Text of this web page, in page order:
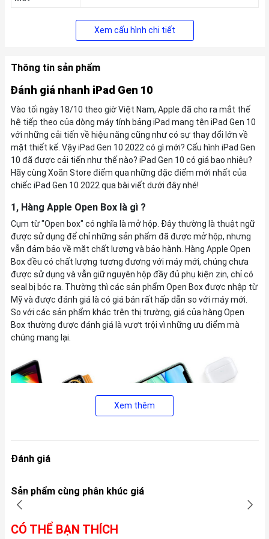
Xem cấu hình chi tiết
Thông tin sản phẩm
Đánh giá nhanh iPad Gen 10
Vào tối ngày 18/10 theo giờ Việt Nam, Apple đã cho ra mắt thế
hệ tiếp theo của dòng máy tính bảng iPad mang tên iPad Gen 10
với những cải tiến về hiệu năng cũng như có sự thay đổi lớn về
mặt thiết kế. Vậy iPad Gen 10 2022 có gì mới? Cấu hình iPad Gen
10 đã được cải tiến như thế nào? iPad Gen 10 có giá bao nhiêu?
Hãy cùng Xoăn Store điểm qua những đặc điểm mới nhất của
chiếc iPad Gen 10 2022 qua bài viết dưới đây nhé!
1, Hàng Apple Open Box là gì ?
Cụm từ "Open box" có nghĩa là mở hộp. Đây thường là thuật ngữ
được sử dụng để chỉ những sản phẩm đã được mở hộp, nhưng
vẫn đảm bảo về mặt chất lượng và bảo hành. Hàng Apple Open
Box đều có chất lượng tương đương với máy mới, chúng chưa
được sử dụng và vẫn giữ nguyên hộp đầy đủ phụ kiện zin, chỉ có
seal bị bóc ra. Thường thì các sản phẩm Open Box được nhập từ
Mỹ và được đánh giá là có giá bán rất hấp dẫn so với máy mới.
So với các sản phẩm khác trên thị trường, giá của hàng Open
Box thường được đánh giá là vượt trội vì những ưu điểm mà
chúng mang lại.
2, Thiết kế và màu sắc của iPad Gen 10 2022 có gì mới?
Xem thêm
Đánh giá
Sản phẩm cùng phân khúc giá
CÓ THỂ BẠN THÍCH